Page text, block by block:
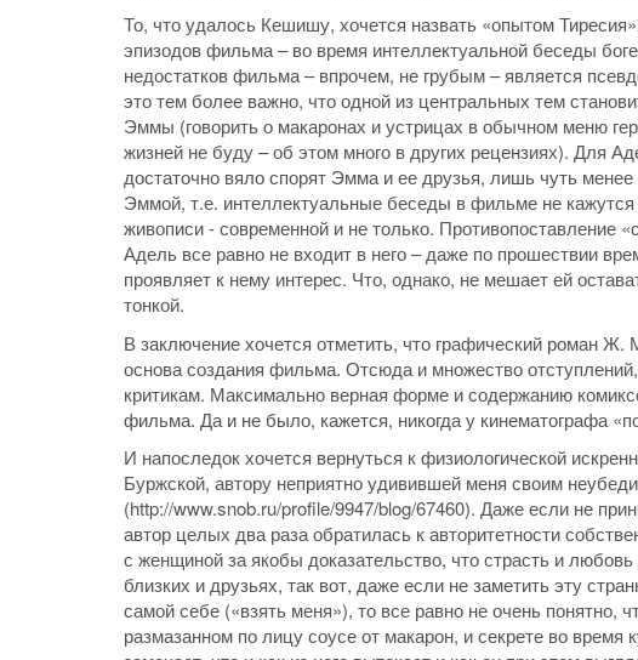
То, что удалось Кешишу, хочется назвать «опытом
эпизодов фильма – во время интеллектуальной беседы
недостатков фильма – впрочем, не грубым – является
это тем более важно, что одной из центральных тем
Эммы (говорить о макаронах и устрицах в обычном меню
жизней не буду – об этом много в других рецензиях). Для
достаточно вяло спорят Эмма и ее друзья, лишь чуть
Эммой, т.е. интеллектуальные беседы в фильме не
живописи - современной и не только. Противопоставление
Адель все равно не входит в него – даже по прошествии
проявляет к нему интерес. Что, однако, не мешает ей
тонкой.
В заключение хочется отметить, что графический роман
основа создания фильма. Отсюда и множество
критикам. Максимально верная форме и содержанию
фильма. Да и не было, кажется, никогда у кинематографа
И напоследок хочется вернуться к физиологической
Буржской, автору неприятно удивившей меня своим
(http://www.snob.ru/profile/9947/blog/67460). Даже если не
автор целых два раза обратилась к авторитетности
с женщиной за якобы доказательство, что страсть и
близких и друзьях, так вот, даже если не заметить эту
самой себе («взять меня»), то все равно не очень понятно,
размазанном по лицу соусе от макарон, и секрете во